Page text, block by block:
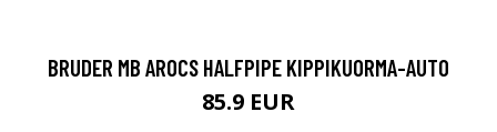
BRUDER MB AROCS HALFPIPE KIPPIKUORMA-AUTO
85.9 EUR